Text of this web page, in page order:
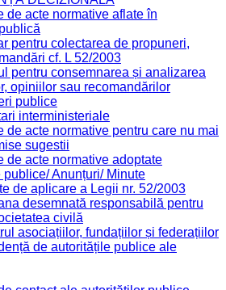
de acte normative aflate în
pentru colectarea de propuneri,
cf. L 52/2003
pentru consemnarea și analizarea
opiniilor sau recomandărilor
publice
interministeriale
de acte normative pentru care nu mai
sugestii
de acte normative adoptate
publice/ Anunțuri/ Minute
de aplicare a Legii nr. 52/2003
desemnată responsabilă pentru
civilă
asociațiilor, fundațiilor și federațiilor
de autoritățile publice ale